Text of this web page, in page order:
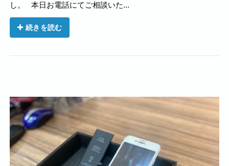
し。 本日お電話にてご相談いた...
続きを読む